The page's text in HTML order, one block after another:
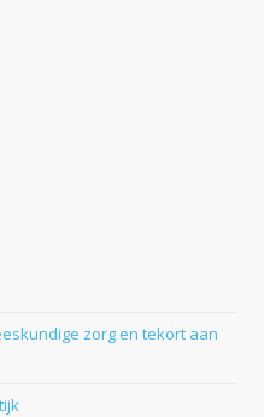
zorg en tekort aan